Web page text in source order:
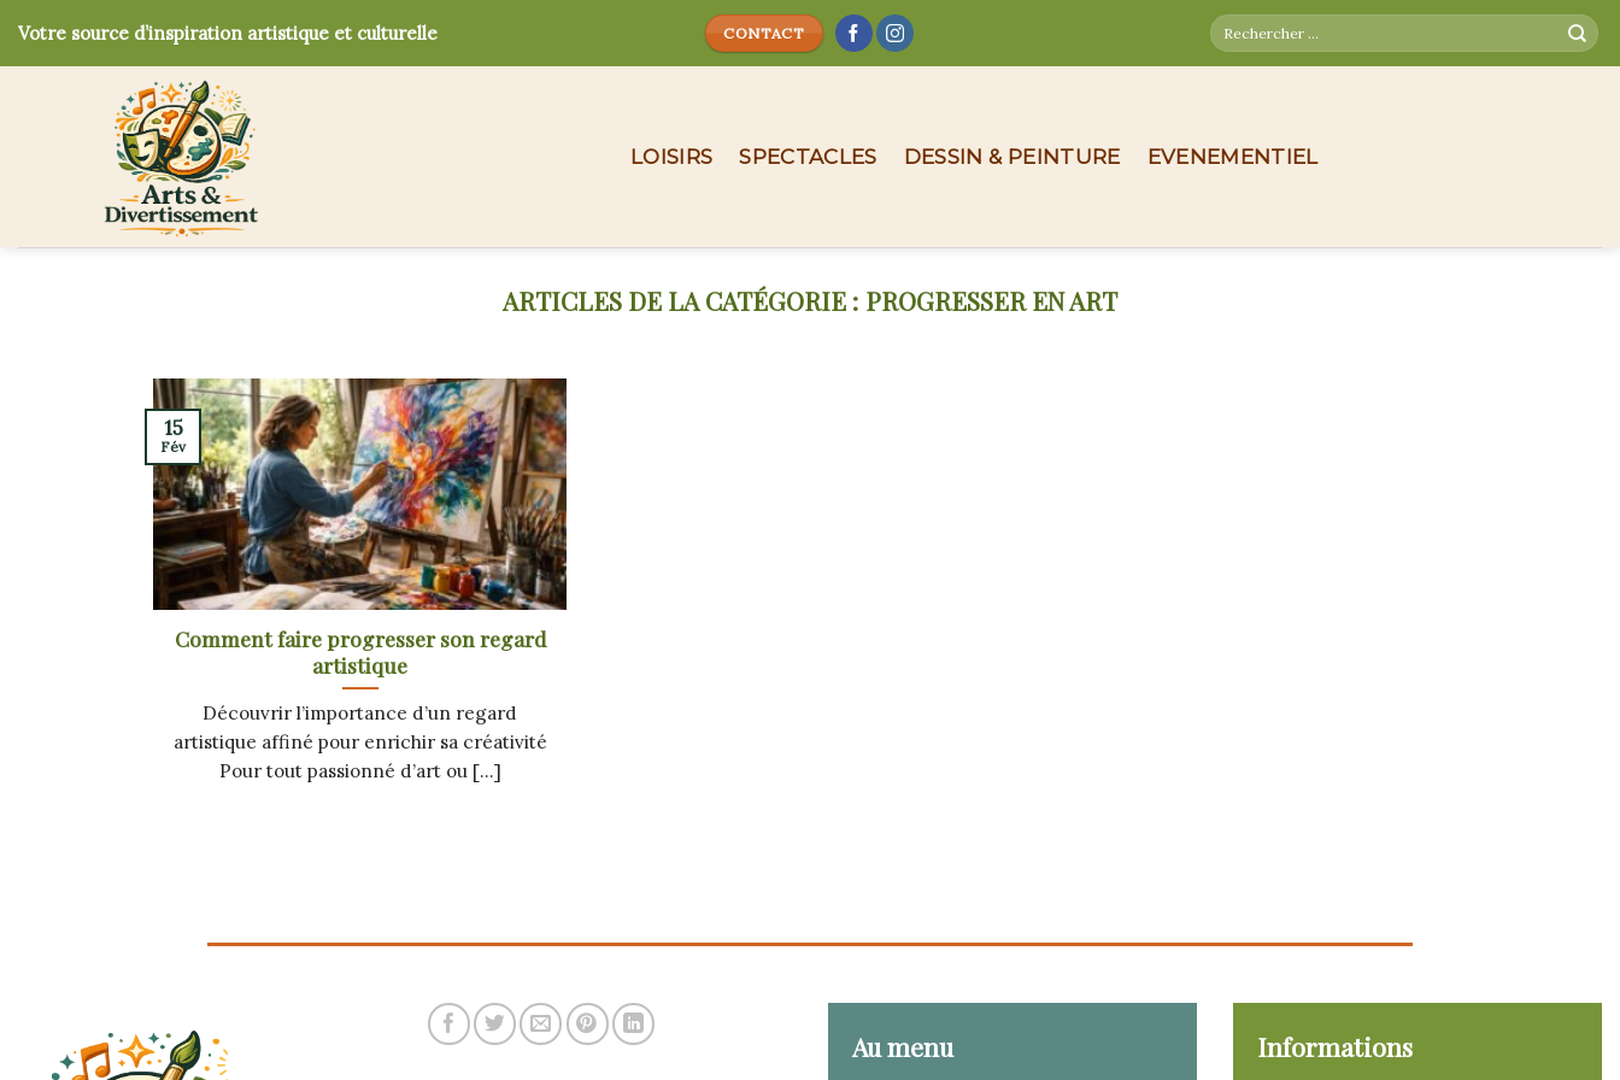
Votre source d’inspiration artistique et culturelle CONTACT
LOISIRS SPECTACLES DESSIN & PEINTURE EVENEMENTIEL
PROGRESSER EN ART
Comment faire progresser son regard
artistique
Découvrir l’importance d’un regard
artistique affiné pour enrichir sa créativité
Pour tout passionné d’art ou [...]
15
Fév
Au menu Informations